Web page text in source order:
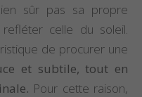
sûr pas sa propre
celle du soleil.
de procurer une
et subtile, tout en
Pour cette raison,